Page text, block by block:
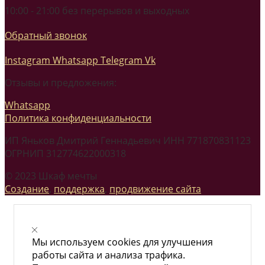
10:00 - 21:00 без перерывов и выходных
Обратный звонок
Instagram Whatsapp Telegram Vk
Отзывы и предложения:
Whatsapp
Политика конфиденциальности
ИП Яньков Дмитрий Геннадьевич ИНН 771870831123
ОГРНИП 312774622000318
© 2023 Шкаф мечты
Создание, поддержка, продвижение сайта
Мы используем cookies для улучшения
работы сайта и анализа трафика.